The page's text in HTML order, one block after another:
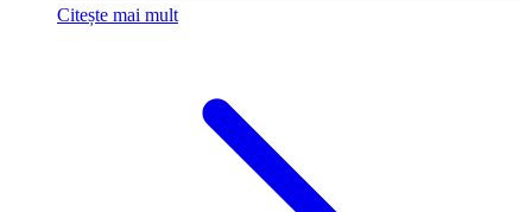
Citește mai mult